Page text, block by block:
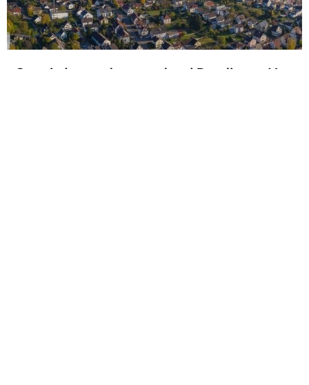
Gemeindeverwaltungsverband Denzlingen, V